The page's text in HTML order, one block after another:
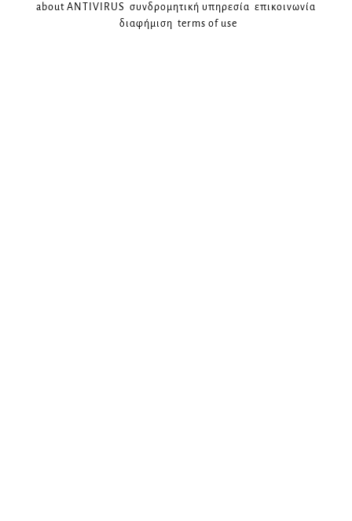
about ANTIVIRUS συνδρομητική υπηρεσία επικοινωνία
διαφήμιση terms of use